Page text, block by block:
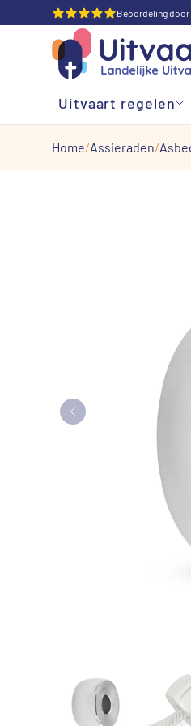
Beoordeling door
Uitvaart regelen
Home Assieraden